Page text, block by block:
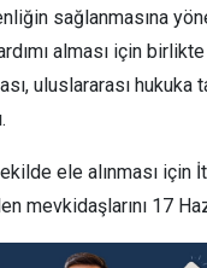
sağlanmasına
alması için
uluslararası hukuka
ele alınması için
mevkidaşlarını 17